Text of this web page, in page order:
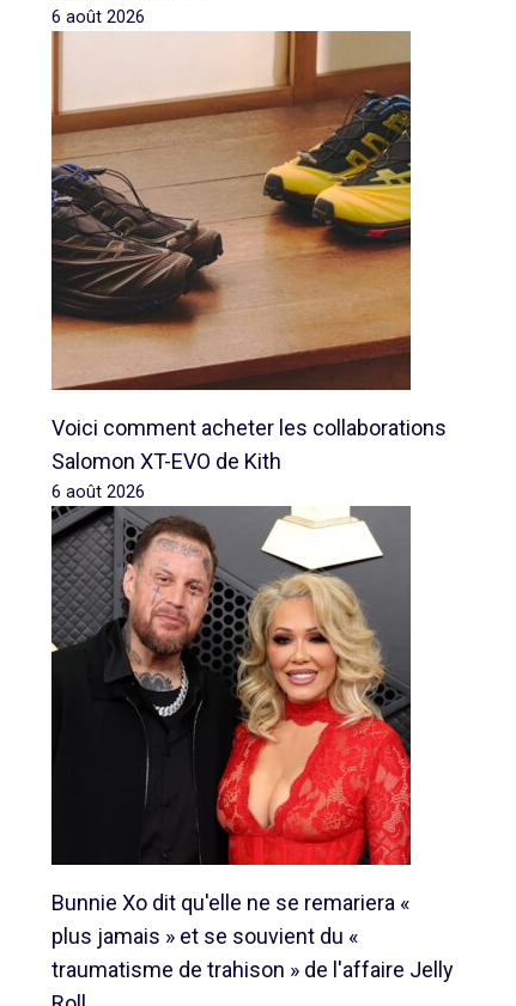
6 août 2026
Voici comment acheter les collaborations
Salomon XT-EVO de Kith
6 août 2026
Bunnie Xo dit qu'elle ne se remariera «
plus jamais » et se souvient du «
traumatisme de trahison » de l'affaire Jelly